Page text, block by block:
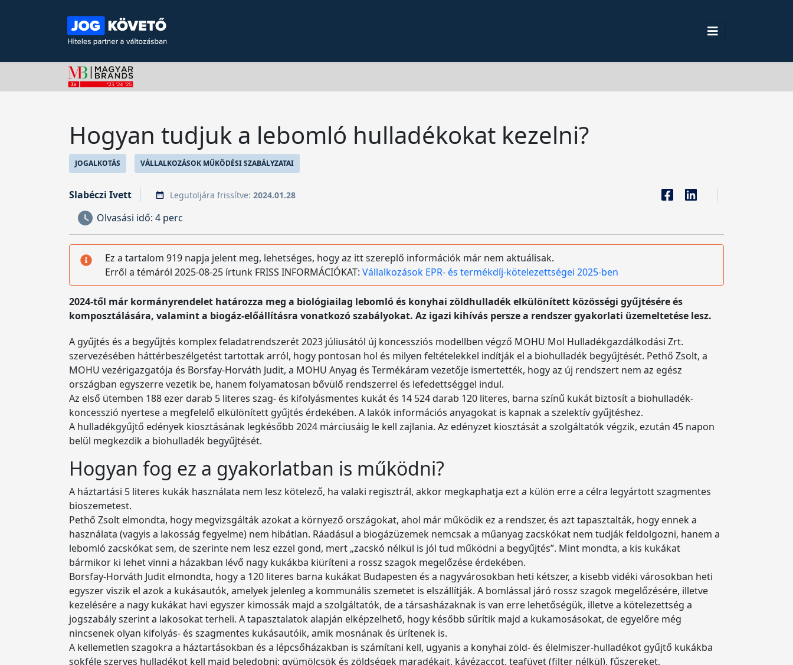
Hogyan tudjuk a lebomló hulladékokat kezelni?
JOGALKOTÁS VÁLLALKOZÁSOK MŰKÖDÉSI SZABÁLYZATAI
Slabéczi Ivett Legutoljára frissítve: 2024.01.28
Olvasási idő: 4 perc
Ez a tartalom 919 napja jelent meg, lehetséges, hogy az itt szereplő információk már nem aktuálisak.
Erről a témáról 2025-08-25 írtunk FRISS INFORMÁCIÓKAT: Vállalkozások EPR- és termékdíj-kötelezettségei 2025-ben
2024-től már kormányrendelet határozza meg a biológiailag lebomló és konyhai zöldhulladék elkülönített közösségi gyűjtésére és
komposztálására, valamint a biogáz-előállításra vonatkozó szabályokat. Az igazi kihívás persze a rendszer gyakorlati üzemeltetése lesz.
A gyűjtés és a begyűjtés komplex feladatrendszerét 2023 júliusától új koncessziós modellben végző MOHU Mol Hulladékgazdálkodási Zrt.
szervezésében háttérbeszélgetést tartottak arról, hogy pontosan hol és milyen feltételekkel indítják el a biohulladék begyűjtését. Pethő Zsolt, a
MOHU vezérigazgatója és Borsfay-Horváth Judit, a MOHU Anyag és Termékáram vezetője ismertették, hogy az új rendszert nem az egész
országban egyszerre vezetik be, hanem folyamatosan bővülő rendszerrel és lefedettséggel indul.
Az első ütemben 188 ezer darab 5 literes szag- és kifolyásmentes kukát és 14 524 darab 120 literes, barna színű kukát biztosít a biohulladék-
koncesszió nyertese a megfelelő elkülönített gyűjtés érdekében. A lakók információs anyagokat is kapnak a szelektív gyűjtéshez.
A hulladékgyűjtő edények kiosztásának legkésőbb 2024 márciusáig le kell zajlania. Az edényzet kiosztását a szolgáltatók végzik, ezután 45 napon
belül megkezdik a biohulladék begyűjtését.
Hogyan fog ez a gyakorlatban is működni?
A háztartási 5 literes kukák használata nem lesz kötelező, ha valaki regisztrál, akkor megkaphatja ezt a külön erre a célra legyártott szagmentes
bioszemetest.
Pethő Zsolt elmondta, hogy megvizsgálták azokat a környező országokat, ahol már működik ez a rendszer, és azt tapasztalták, hogy ennek a
használata (vagyis a lakosság fegyelme) nem hibátlan. Ráadásul a biogázüzemek nemcsak a műanyag zacskókat nem tudják feldolgozni, hanem a
lebomló zacskókat sem, de szerinte nem lesz ezzel gond, mert „zacskó nélkül is jól tud működni a begyűjtés”. Mint mondta, a kis kukákat
bármikor ki lehet vinni a házakban lévő nagy kukákba kiüríteni a rossz szagok megelőzése érdekében.
Borsfay-Horváth Judit elmondta, hogy a 120 literes barna kukákat Budapesten és a nagyvárosokban heti kétszer, a kisebb vidéki városokban heti
egyszer viszik el azok a kukásautók, amelyek jelenleg a kommunális szemetet is elszállítják. A bomlással járó rossz szagok megelőzésére, illetve
kezelésére a nagy kukákat havi egyszer kimossák majd a szolgáltatók, de a társasházaknak is van erre lehetőségük, illetve a kötelezettség a
jogszabály szerint a lakosokat terheli. A tapasztalatok alapján elképzelhető, hogy később sűrítik majd a kukamosásokat, de egyelőre még
nincsenek olyan kifolyás- és szagmentes kukásautóik, amik mosnának és ürítenek is.
A kellemetlen szagokra a háztartásokban és a lépcsőházakban is számítani kell, ugyanis a konyhai zöld- és élelmiszer-hulladékot gyűjtő kukákba
sokféle szerves hulladékot kell majd beledobni: gyümölcsök és zöldségek maradékait, kávézaccot, teafüvet (filter nélkül), fűszereket,